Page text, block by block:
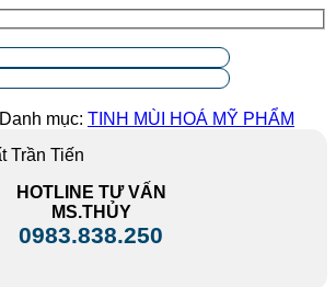
Danh mục: TINH MÙI HOÁ MỸ PHẨM
HOTLINE TƯ VẤN
MS.THỦY
0983.838.250